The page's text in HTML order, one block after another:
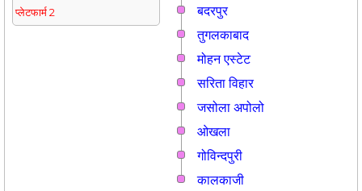
प्लेटफार्म 2
बदरपुर
तुगलकाबाद
मोहन एस्टेट
सरिता विहार
जसोला अपोलो
ओखला
गोविन्दपुरी
कालकाजी